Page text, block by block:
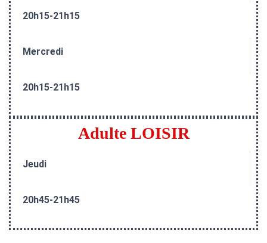
20h15-21h15
Mercredi
20h15-21h15
Adulte LOISIR
Jeudi
20h45-21h45